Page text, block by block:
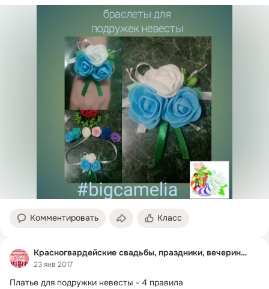
Комментировать Класс
Красногвардейские свадьбы, праздники, вечеринки.
23 янв 2017
Платье для подружки невесты - 4 правила